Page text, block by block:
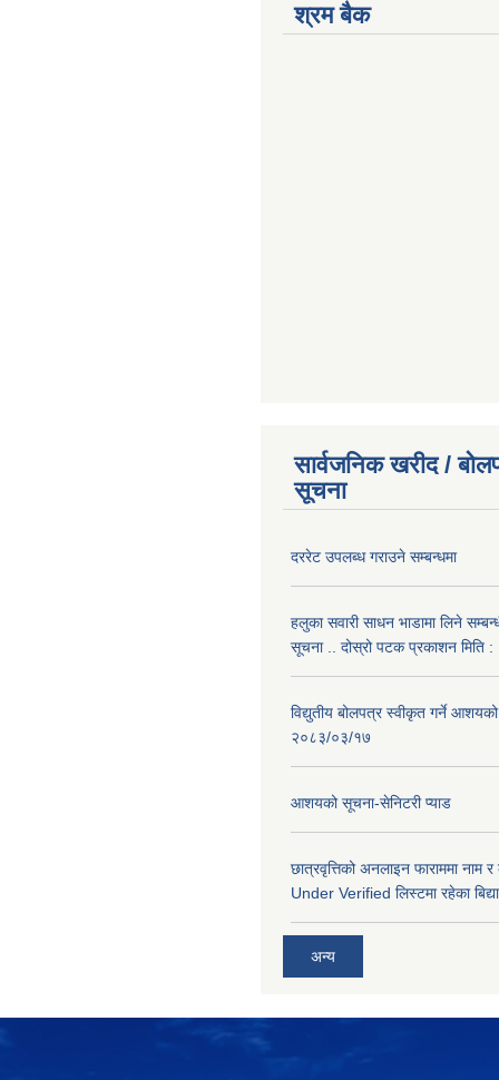
श्रम बैक
सार्वजनिक खरीद /
सूचना
दररेट उपलब्ध गराउने सम्बन्धमा
हलुका सवारी साधन भाडामा लिने
सूचना .. दोस्रो पटक प्रकाशन मिति
विद्युतीय बोलपत्र स्वीकृत गर्ने
२०८३/०३/१७
आशयको सूचना-सेनिटरी प्याड
छात्रवृत्तिको अनलाइन फाराममा नाम
Under Verified लिस्टमा रहेका
अन्य